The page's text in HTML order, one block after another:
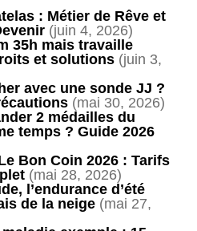
: Métier de Rêve et
(juin 4, 2026)
35h mais travaille
et solutions (juin 3,
avec une sonde JJ ?
(mai 30, 2026)
2 médailles du
temps ? Guide 2026
Bon Coin 2026 : Tarifs
(mai 28, 2026)
l’endurance d’été
de la neige (mai 27,